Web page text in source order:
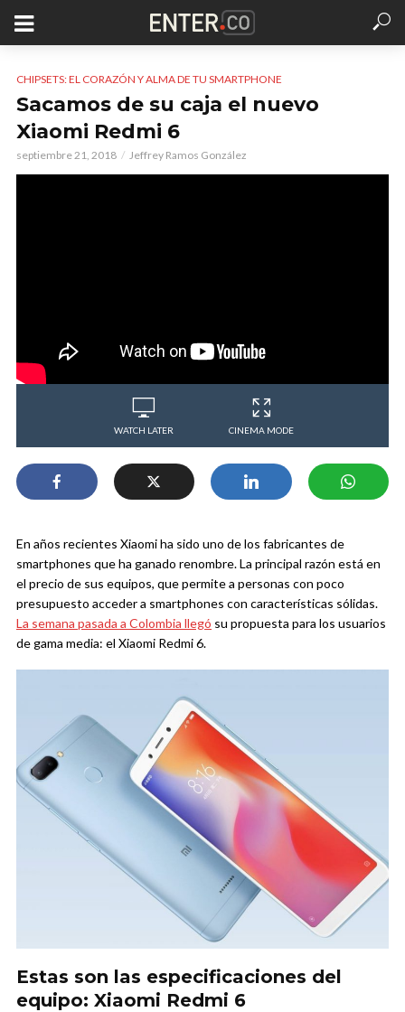
CHIPSETS: EL CORAZÓN Y ALMA DE TU SMARTPHONE
Sacamos de su caja el nuevo
Xiaomi Redmi 6
septiembre 21, 2018 Jeffrey Ramos González
WATCH LATER CINEMA MODE
En años recientes Xiaomi ha sido uno de los fabricantes de
smartphones que ha ganado renombre. La principal razón está en
el precio de sus equipos, que permite a personas con poco
presupuesto acceder a smartphones con características sólidas.
La semana pasada a Colombia llegó su propuesta para los usuarios
de gama media: el Xiaomi Redmi 6.
Estas son las especificaciones del
equipo: Xiaomi Redmi 6